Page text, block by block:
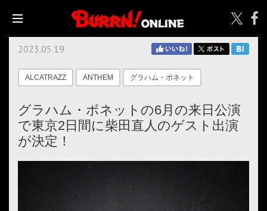
2023.05.19
ALCATRAZZ ANTHEM グラハム・ボネット
グラハム・ボネットの6月の来日公演
で東京2日間に柴田直人のゲスト出演
が決定！